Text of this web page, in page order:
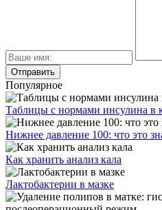
Популярное
Таблицы с нормами инсулина в
Нижнее давление 100: что это
Как хранить анализ кала
Лактобактерии в мазке